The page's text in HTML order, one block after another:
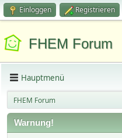
Einloggen Registrieren
FHEM Forum
Hauptmenü
FHEM Forum
Warnung!